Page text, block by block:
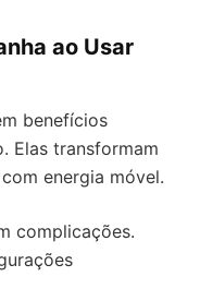
ao Usar
benefícios
Elas transformam
energia móvel.
complicações.